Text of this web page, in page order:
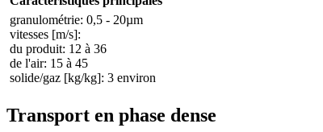
granulométrie: 0,5 - 20µm
vitesses [m/s]:
du produit: 12 à 36
de l'air: 15 à 45
solide/gaz [kg/kg]: 3 environ
Transport en phase dense